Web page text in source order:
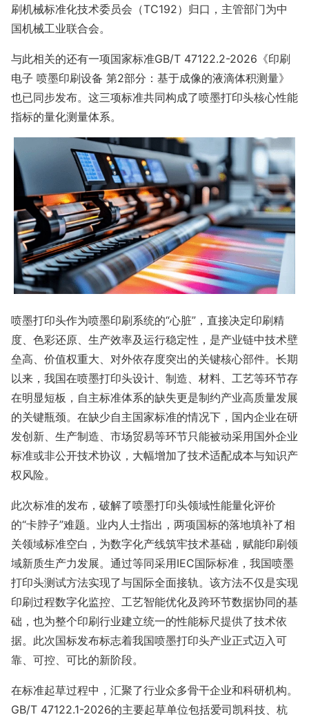
刷机械标准化技术委员会（TC192）归口，主管部门为中
国机械工业联合会。
与此相关的还有一项国家标准GB/T 47122.2-2026《印刷
电子 喷墨印刷设备 第2部分：基于成像的液滴体积测量》
也已同步发布。这三项标准共同构成了喷墨打印头核心性能
指标的量化测量体系。
喷墨打印头作为喷墨印刷系统的“心脏”，直接决定印刷精
度、色彩还原、生产效率及运行稳定性，是产业链中技术壁
垒高、价值权重大、对外依存度突出的关键核心部件。长期
以来，我国在喷墨打印头设计、制造、材料、工艺等环节存
在明显短板，自主标准体系的缺失更是制约产业高质量发展
的关键瓶颈。在缺少自主国家标准的情况下，国内企业在研
发创新、生产制造、市场贸易等环节只能被动采用国外企业
标准或非公开技术协议，大幅增加了技术适配成本与知识产
权风险。
此次标准的发布，破解了喷墨打印头领域性能量化评价
的“卡脖子”难题。业内人士指出，两项国标的落地填补了相
关领域标准空白，为数字化产线筑牢技术基础，赋能印刷领
域新质生产力发展。通过等同采用IEC国际标准，我国喷墨
打印头测试方法实现了与国际全面接轨。该方法不仅是实现
印刷过程数字化监控、工艺智能优化及跨环节数据协同的基
础，也为整个印刷行业建立统一的性能标尺提供了技术依
据。此次国标发布标志着我国喷墨打印头产业正式迈入可
靠、可控、可比的新阶段。
在标准起草过程中，汇聚了行业众多骨干企业和科研机构。
GB/T 47122.1-2026的主要起草单位包括爱司凯科技、杭